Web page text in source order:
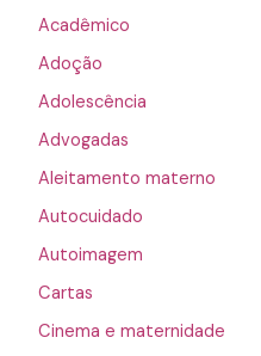
Acadêmico
Adoção
Adolescência
Advogadas
Aleitamento materno
Autocuidado
Autoimagem
Cartas
Cinema e maternidade